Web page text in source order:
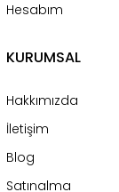
Hesabım
KURUMSAL
Hakkımızda
İletişim
Blog
Satınalma